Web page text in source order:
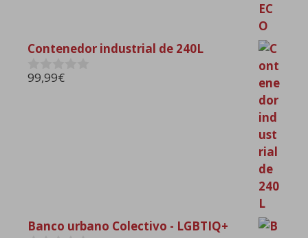
Contenedor industrial de 240L
0
99,99€
Banco urbano Colectivo - LGBTIQ+